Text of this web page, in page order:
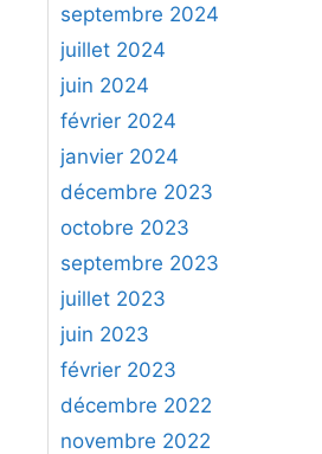
septembre 2024
juillet 2024
juin 2024
février 2024
janvier 2024
décembre 2023
octobre 2023
septembre 2023
juillet 2023
juin 2023
février 2023
décembre 2022
novembre 2022